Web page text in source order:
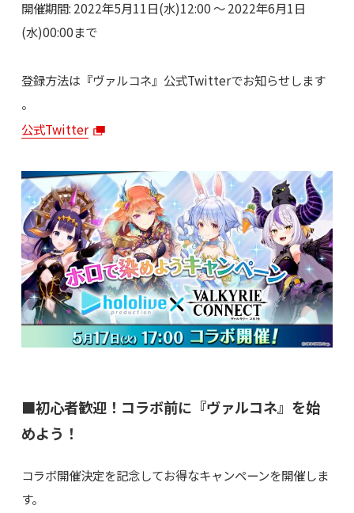
開催期間: 2022年5月11日(水)12:00 ～ 2022年6月1日
(水)00:00まで
登録方法は『ヴァルコネ』公式Twitterでお知らせします
。
公式Twitter
■初心者歓迎！コラボ前に『ヴァルコネ』を始
めよう！
コラボ開催決定を記念してお得なキャンペーンを開催しま
す。